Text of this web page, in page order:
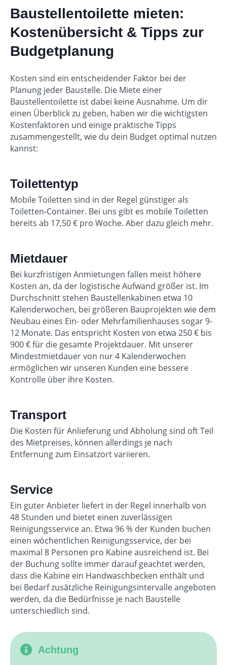
Baustellentoilette mieten:
Kostenübersicht & Tipps zur
Budgetplanung
Kosten sind ein entscheidender Faktor bei der
Planung jeder Baustelle. Die Miete einer
Baustellentoilette ist dabei keine Ausnahme. Um dir
einen Überblick zu geben, haben wir die wichtigsten
Kostenfaktoren und einige praktische Tipps
zusammengestellt, wie du dein Budget optimal nutzen
kannst:
Toilettentyp
Mobile Toiletten sind in der Regel günstiger als
Toiletten-Container. Bei uns gibt es mobile Toiletten
bereits ab 17,50 € pro Woche. Aber dazu gleich mehr.
Mietdauer
Bei kurzfristigen Anmietungen fallen meist höhere
Kosten an, da der logistische Aufwand größer ist. Im
Durchschnitt stehen Baustellenkabinen etwa 10
Kalenderwochen, bei größeren Bauprojekten wie dem
Neubau eines Ein- oder Mehrfamilienhauses sogar 9-
12 Monate. Das entspricht Kosten von etwa 250 € bis
900 € für die gesamte Projektdauer. Mit unserer
Mindestmietdauer von nur 4 Kalenderwochen
ermöglichen wir unseren Kunden eine bessere
Kontrolle über ihre Kosten.
Transport
Die Kosten für Anlieferung und Abholung sind oft Teil
des Mietpreises, können allerdings je nach
Entfernung zum Einsatzort variieren.
Service
Ein guter Anbieter liefert in der Regel innerhalb von
48 Stunden und bietet einen zuverlässigen
Reinigungsservice an. Etwa 96 % der Kunden buchen
einen wöchentlichen Reinigungsservice, der bei
maximal 8 Personen pro Kabine ausreichend ist. Bei
der Buchung sollte immer darauf geachtet werden,
dass die Kabine ein Handwaschbecken enthält und
bei Bedarf zusätzliche Reinigungsintervalle angeboten
werden, da die Bedürfnisse je nach Baustelle
unterschiedlich sind.
Achtung